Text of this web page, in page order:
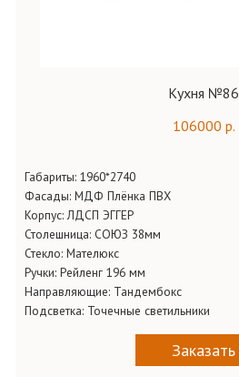
Кухня №86
106000 р.
Габариты: 1960*2740
Фасады: МДФ Плёнка ПВХ
Корпус:ЛДСП ЭГГЕР
Столешница: СОЮЗ 38мм
Стекло: Мателюкс
Ручки: Рейленг 196 мм
Направляющие: Тандембокс
Подсветка: Точечные светильники
Заказать